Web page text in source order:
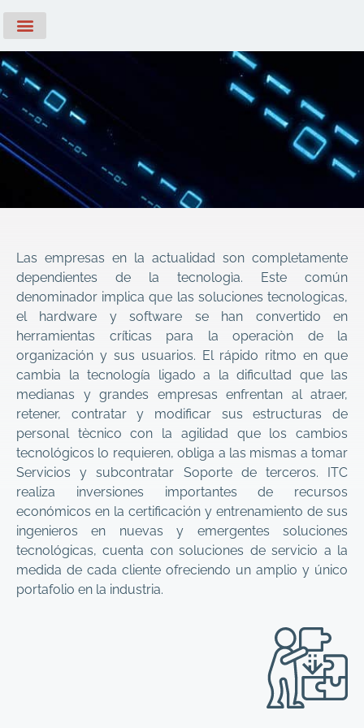
Las empresas en la actualidad son completamente
dependientes de la tecnologìa. Este común
denominador implica que las soluciones tecnologicas,
el hardware y software se han convertido en
herramientas críticas para la operaciòn de la
organización y sus usuarios. El rápido ritmo en que
cambia la tecnología ligado a la dificultad que las
medianas y grandes empresas enfrentan al atraer,
retener, contratar y modificar sus estructuras de
personal tècnico con la agilidad que los cambios
tecnológicos lo requieren, obliga a las mismas a tomar
Servicios y subcontratar Soporte de terceros. ITC
realiza inversiones importantes de recursos
económicos en la certificación y entrenamiento de sus
ingenieros en nuevas y emergentes soluciones
tecnológicas, cuenta con soluciones de servicio a la
medida de cada cliente ofreciendo un amplio y único
portafolio en la industria.